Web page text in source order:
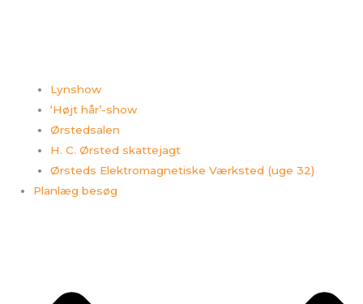
Lynshow
‘Højt hår’-show
Ørstedsalen
H. C. Ørsted skattejagt
Ørsteds Elektromagnetiske Værksted (uge 32)
Planlæg besøg